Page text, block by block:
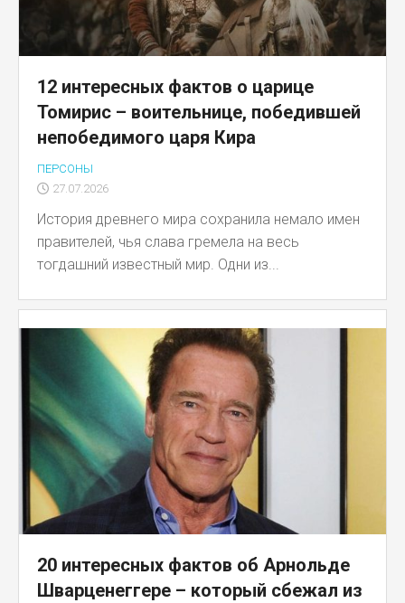
12 интересных фактов о царице
Томирис – воительнице, победившей
непобедимого царя Кира
ПЕРСОНЫ
27.07.2026
История древнего мира сохранила немало имен
правителей, чья слава гремела на весь
тогдашний известный мир. Одни из...
20 интересных фактов об Арнольде
Шварценеггере – который сбежал из